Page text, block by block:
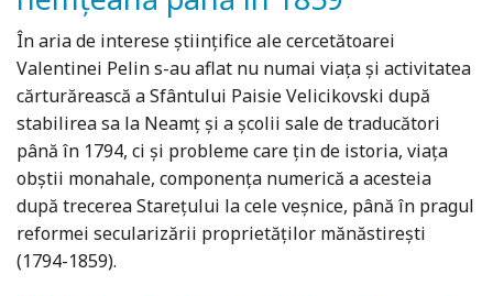
În aria de interese științifice ale cercetătoarei
Valentinei Pelin s-au aflat nu numai viața și activitatea
cărturărească a Sfântului Paisie Velicikovski după
stabilirea sa la Neamț și a școlii sale de traducători
până în 1794, ci și probleme care țin de istoria, viața
obștii monahale, componența numerică a acesteia
după trecerea Starețului la cele veșnice, până în pragul
reformei secularizării proprietăților mănăstirești
(1794-1859).